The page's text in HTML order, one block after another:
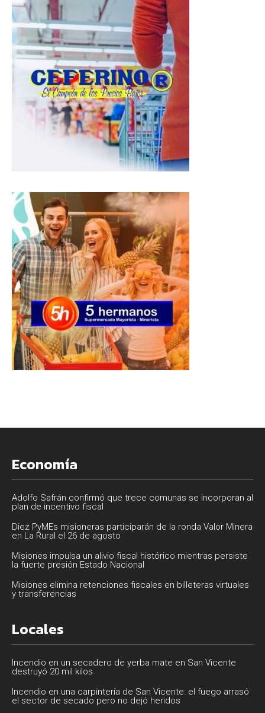
t
s
A
p
e
b
o
o
e
g
r
a
m
Economía
Adolfo Safrán confirmó que trece comunas se incorporan al
plan de incentivo fiscal
Diez PyMEs misioneras participarán de la ronda Valor Minera
en La Rural el 26 de agosto
Misiones impulsa un alivio fiscal histórico mientras persiste
la fuerte presión Estado Nacional
Misiones elimina retenciones fiscales en billeteras virtuales
y transferencias
Locales
Incendio en un secadero de yerba mate en San Vicente
destruyó 20 mil kilos
Incendio en una carpintería de San Vicente: el fuego arrasó
el sector de secado pero no dejó heridos